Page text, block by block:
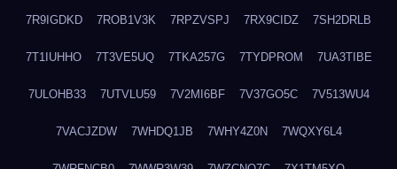
7R9IGDKD 7ROB1V3K 7RPZVSPJ 7RX9CIDZ 7SH2DRLB
7T1IUHHO 7T3VE5UQ 7TKA257G 7TYDPROM 7UA3TIBE
7ULOHB33 7UTVLU59 7V2MI6BF 7V37GO5C 7V513WU4
7VACJZDW 7WHDQ1JB 7WHY4Z0N 7WQXY6L4